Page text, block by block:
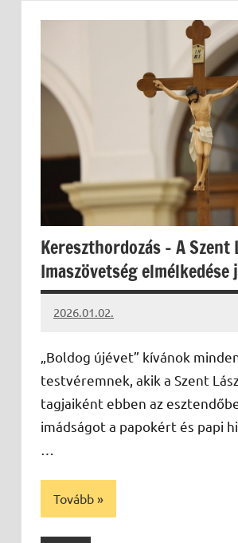
Kereszthordozás – A Szent
Imaszövetség
2026.01.02.
Leiszt
„Boldog újévet” kívánok
testvéremnek, akik a Szent
tagjaiként ebben az
imádságot a papokért és papi
Tovább